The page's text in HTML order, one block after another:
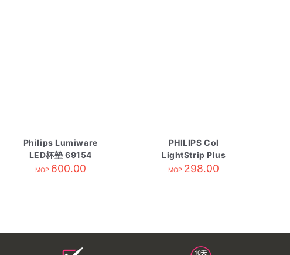
Philips Lumiware
LED杯墊 69154
MOP 600.00
PHILIPS Col
LightStrip Plus
EU/UK Ext Mixed
MOP 298.00